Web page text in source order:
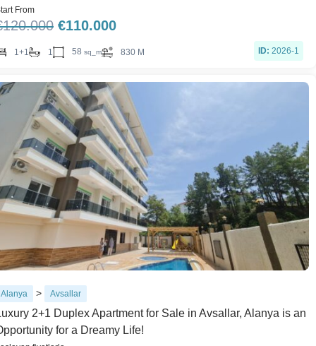
From
120.000 €110.000
1+1 1 58 sq_m 830 M ID: 2026-1
Alanya > Avsallar
2+1 Duplex Apartment for Sale in Avsallar, Alanya is an
for a Dreamy Life!